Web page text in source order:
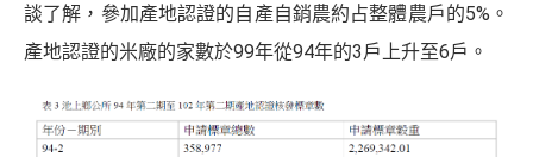
談了解，參加產地認證的自產自銷農約占整體農戶的5%。
產地認證的米廠的家數於99年從94年的3戶上升至6戶。